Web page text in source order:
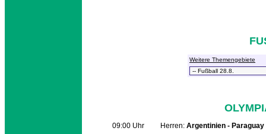
Weitere Themengebiete
09:00 Uhr Herren: Argentinien - Paraguay